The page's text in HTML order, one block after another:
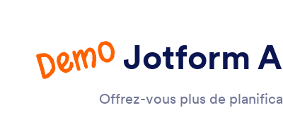
Demo Jotform
Offrez-vous plus de